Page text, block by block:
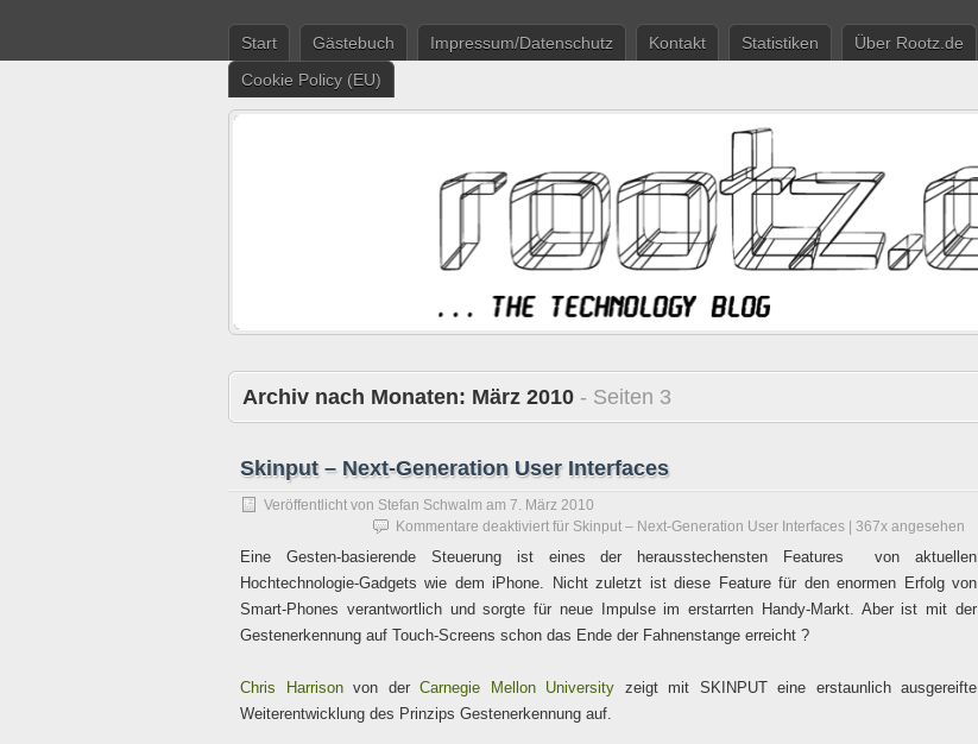
Start Gästebuch Impressum/Datenschutz Kontakt Statistiken
Über Rootz.de
Cookie Policy (EU)
Archiv nach Monaten: März 2010 - Seiten 3
Skinput – Next-Generation User Interfaces
Veröffentlicht von Stefan Schwalm am 7. März 2010
Kommentare deaktiviert für Skinput – Next-Generation User Interfaces | 367x angesehen
Eine Gesten-basierende Steuerung ist eines der herausstechensten Features von aktuellen
Hochtechnologie-Gadgets wie dem iPhone. Nicht zuletzt ist diese Feature für den enormen Erfolg von
Smart-Phones verantwortlich und sorgte für neue Impulse im erstarrten Handy-Markt. Aber ist mit der
Gestenerkennung auf Touch-Screens schon das Ende der Fahnenstange erreicht ?
Chris Harrisonvon der Carnegie Mellon University zeigt mit SKINPUT eine erstaunlich ausgereifte
Weiterentwicklung des Prinzips Gestenerkennung auf.